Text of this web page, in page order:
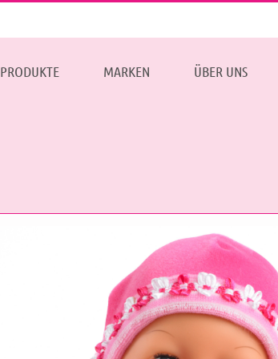
PRODUKTE MARKEN ÜBER UNS